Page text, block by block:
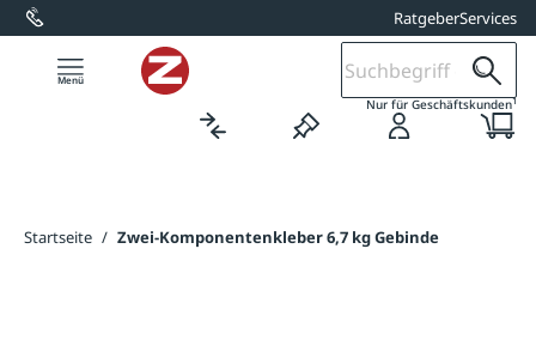
springen RatgeberServices
Nur für Geschäftskunden1
Startseite / Zwei-Komponentenkleber 6,7 kg Gebinde